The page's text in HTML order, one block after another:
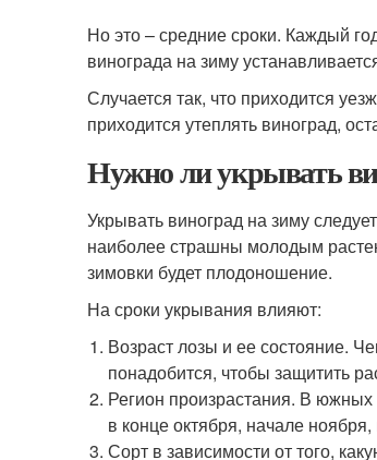
Но это – средние сроки. Каждый
винограда на зиму
Случается так, что приходится
приходится утеплять виноград,
Нужно ли укрывать
Укрывать виноград на зиму
наиболее страшны молодым
зимовки будет плодоношение.
На сроки укрывания влияют:
Возраст лозы и ее состояние.
понадобится, чтобы защитить
Регион произрастания. В
в конце октября, начале
Сорт в зависимости от того,